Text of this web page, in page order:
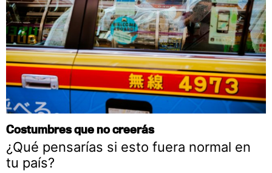
Costumbres que no creerás
¿Qué pensarías si esto fuera normal en
tu país?